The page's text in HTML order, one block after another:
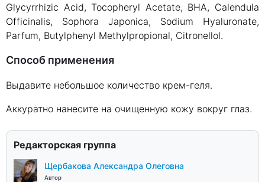
Glycyrrhizic Acid, Tocopheryl Acetate, BHA, Calendula
Officinalis, Sophora Japonica, Sodium Hyaluronate,
Parfum, Butylphenyl Methylpropional, Citronellol.
Способ применения
Выдавите небольшое количество крем-геля.
Аккуратно нанесите на очищенную кожу вокруг глаз.
Редакторская группа
Щербакова Александра Олеговна
Автор